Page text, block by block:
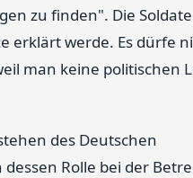
zu finden". Die
erklärt werde. Es dürfe
man keine politischen
des Deutschen
Rolle bei der